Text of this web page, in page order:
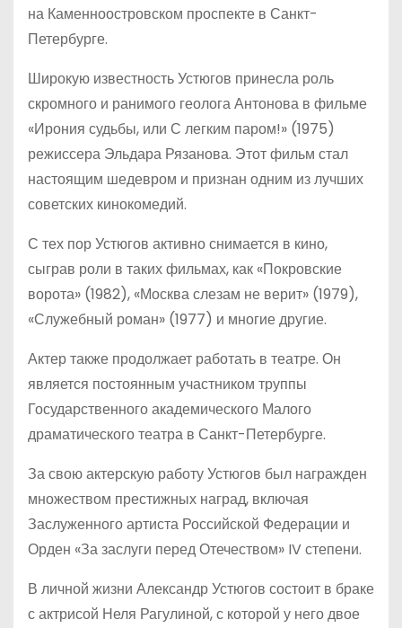
на Каменноостровском проспекте в Санкт-
Петербурге.
Широкую известность Устюгов принесла роль
скромного и ранимого геолога Антонова в фильме
«Ирония судьбы, или С легким паром!» (1975)
режиссера Эльдара Рязанова. Этот фильм стал
настоящим шедевром и признан одним из лучших
советских кинокомедий.
С тех пор Устюгов активно снимается в кино,
сыграв роли в таких фильмах, как «Покровские
ворота» (1982), «Москва слезам не верит» (1979),
«Служебный роман» (1977) и многие другие.
Актер также продолжает работать в театре. Он
является постоянным участником труппы
Государственного академического Малого
драматического театра в Санкт-Петербурге.
За свою актерскую работу Устюгов был награжден
множеством престижных наград, включая
Заслуженного артиста Российской Федерации и
Орден «За заслуги перед Отечеством» IV степени.
В личной жизни Александр Устюгов состоит в браке
с актрисой Неля Рагулиной, с которой у него двое